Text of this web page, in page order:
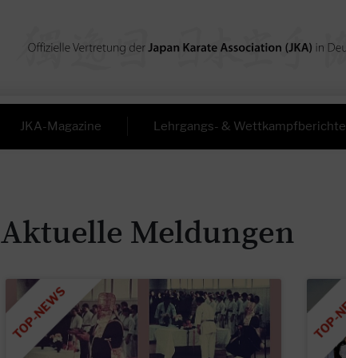
JKA-Magazine Lehrgangs- & Wettkampfberichte
Aktuelle Meldungen